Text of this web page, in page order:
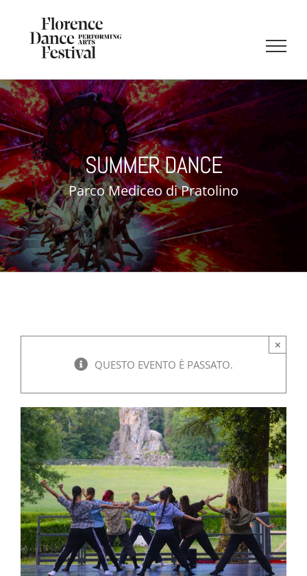
contenuto
SUMMER DANCE
Parco Mediceo di Pratolino
QUESTO EVENTO È PASSATO.
×